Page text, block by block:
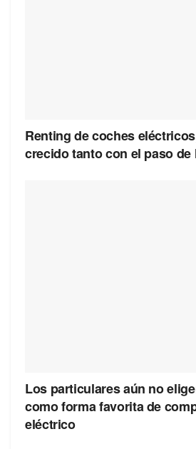
Renting de coches
crecido tanto con el paso de
Los particulares aún no
como forma favorita de
eléctrico